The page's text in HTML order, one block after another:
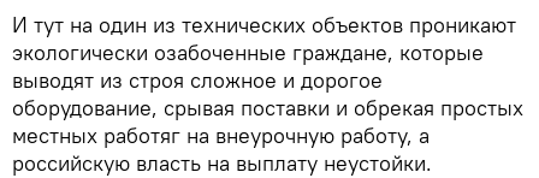
И тут на один из технических объектов проникают
экологически озабоченные граждане, которые
выводят из строя сложное и дорогое
оборудование, срывая поставки и обрекая простых
местных работяг на внеурочную работу, а
российскую власть на выплату неустойки.